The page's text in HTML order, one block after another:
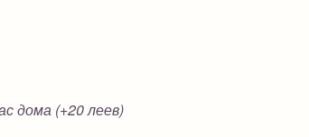
дома (+20 леев)